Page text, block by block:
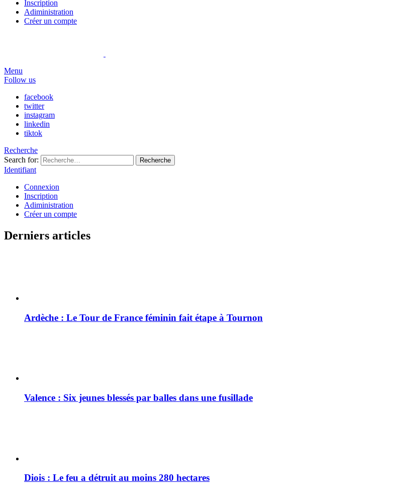
Inscription
Adiministration
Créer un compte
Menu
Follow us
facebook
twitter
instagram
linkedin
tiktok
Recherche
Search for:
Recherche
Identifiant
Connexion
Inscription
Adiministration
Créer un compte
Derniers articles
Ardèche : Le Tour de France féminin fait étape à Tournon
Valence : Six jeunes blessés par balles dans une fusillade
Diois : Le feu a détruit au moins 280 hectares